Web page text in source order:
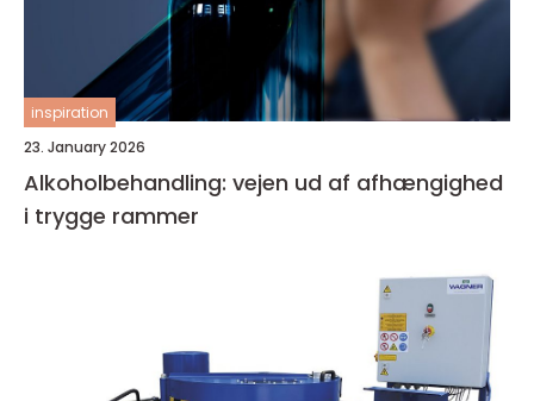
inspiration
23. January 2026
Alkoholbehandling: vejen ud af afhængighed
i trygge rammer